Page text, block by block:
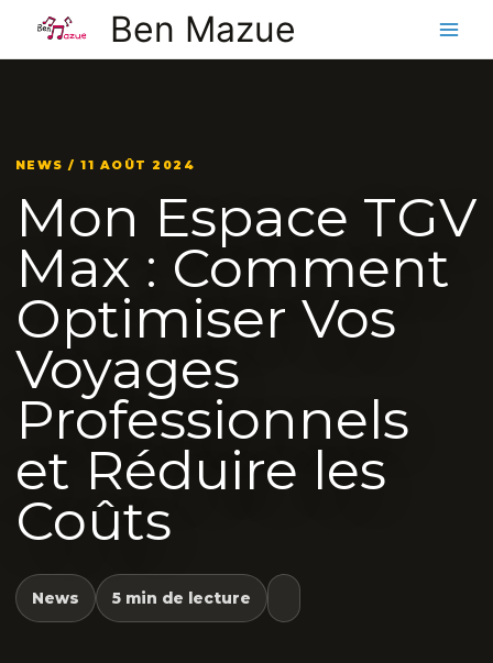
contenu
Ben Mazue
NEWS / 11 AOÛT 2024
Mon Espace TGV
Max : Comment
Optimiser Vos
Voyages
Professionnels
et Réduire les
Coûts
News 5 min de lecture